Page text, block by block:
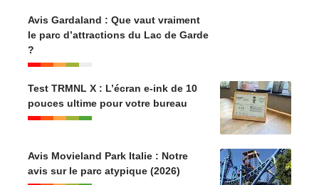
Avis Gardaland : Que vaut vraiment
le parc d’attractions du Lac de Garde
?
Test TRMNL X : L’écran e-ink de 10
pouces ultime pour votre bureau
Avis Movieland Park Italie : Notre
avis sur le parc atypique (2026)